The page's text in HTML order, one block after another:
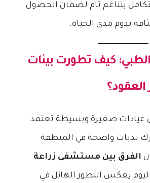
بتناغم تام لضمان الحصول
تدوم مدى الحياة.
كيف تطورت بيئات
العقود؟
عيادات صغيرة وبسيطة تعتمد
ندبات واضحة في المنطقة
الفرق بين مستشفى زراعة
اليوم يعكس التطور الهائل في